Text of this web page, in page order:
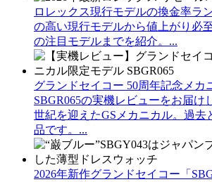
ロレックス現行モデルの換金率ラ
の高い現行モデルから値上がり必
の注目モデルまでを紹介。...
グランドセイコー 50周年記念メカ
SBGR065の実機レビューをお届け
世紀を迎えたGSメカニカル。過去
品です。...
2026年新作グランドセイコー「